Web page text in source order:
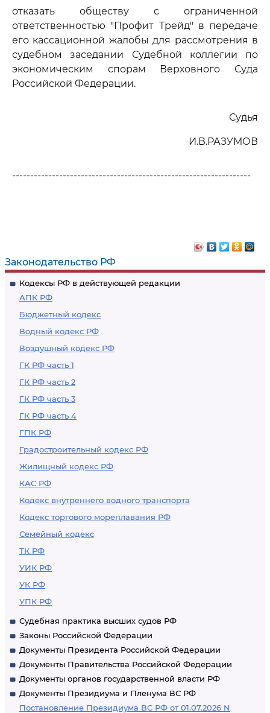
Законодательство РФ
Кодексы РФ в действующей редакции
АПК РФ
Бюджетный кодекс
Водный кодекс РФ
Воздушный кодекс РФ
ГК РФ часть 1
ГК РФ часть 2
ГК РФ часть 3
ГК РФ часть 4
ГПК РФ
Градостроительный кодекс РФ
Жилищный кодекс РФ
КАС РФ
Кодекс внутреннего водного транспорта
Кодекс торгового мореплавания РФ
Семейный кодекс
ТК РФ
УИК РФ
УК РФ
УПК РФ
Судебная практика высших судов РФ
Законы Российской Федерации
Документы Президента Российской Федерации
Документы Правительства Российской Федерации
Документы органов государственной власти РФ
Документы Президиума и Пленума ВС РФ
Постановление Президиума ВС РФ от 01.07.2026 N
отказать обществу с ограниченной
ответственностью "Профит Трейд" в передаче
его кассационной жалобы для рассмотрения в
судебном заседании Судебной коллегии по
экономическим спорам Верховного Суда
Российской Федерации.
Судья
И.В.РАЗУМОВ
------------------------------------------------------------------